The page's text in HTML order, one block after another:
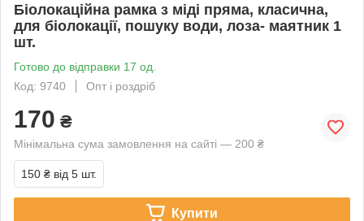
Біолокаційна рамка з міді пряма, класична,
для біолокації, пошуку води, лоза- маятник 1
шт.
Готово до відправки 17 од.
Код: 9740
Опт і роздріб
170 ₴
Мінімальна сума замовлення на сайті — 200 ₴
150 ₴ від 5 шт.
Купити